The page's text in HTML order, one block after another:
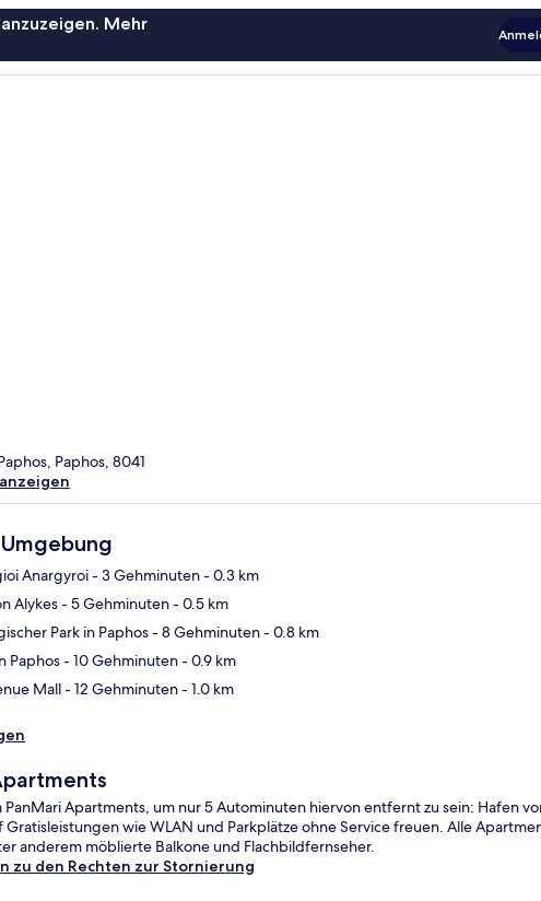
Mehr
Paphos, 8041
Anargyroi- 3 Gehminuten- 0.3 km
Alykes- 5 Gehminuten- 0.5 km
Park in Paphos- 8 Gehminuten- 0.8 km
Paphos- 10 Gehminuten- 0.9 km
Mall- 12 Gehminuten- 1.0 km
Apartments, um nur 5 Autominuten hiervon entfernt zu sein: Hafen
Gratisleistungen wie WLAN und Parkplätze ohne Service freuen. Alle
anderem möblierte Balkone und Flachbildfernseher.
zu den Rechten zur Stornierung